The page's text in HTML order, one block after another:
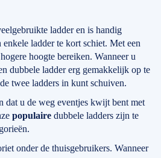
ladder en is handig
ladder te kort schiet. Met een
hoogte bereiken. Wanneer u
dubbele ladder erg gemakkelijk op te
twee ladders in kunt schuiven.
dat u de weg eventjes kwijt bent met
populaire dubbele ladders zijn te
onder de thuisgebruikers. Wanneer